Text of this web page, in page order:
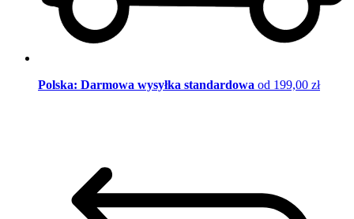
Polska: Darmowa wysyłka standardowa od 199,00 zł